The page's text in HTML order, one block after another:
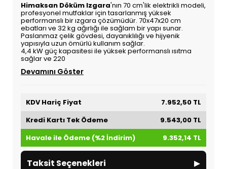
Himaksan Döküm Izgara'nın 70 cm'lik elektrikli modeli,
profesyonel mutfaklar için tasarlanmış yüksek
performanslı bir ızgara çözümüdür. 70x47x20 cm
ebatları ve 32 kg ağırlığı ile sağlam bir yapı sunar.
Paslanmaz çelik gövdesi, dayanıklılığı ve hijyenik
yapısıyla uzun ömürlü kullanım sağlar.
4,4 kW güç kapasitesi ile yüksek performanslı ısıtma
sağlar ve 220
Devamını Göster
KDV Hariç Fiyat
7.952,50 TL
Kredi Kartı Tek Ödeme
9.543,00 TL
Havale ile Ödeme (%2 İndirim)
9.352,14 TL
Taksit Seçenekleri ▸